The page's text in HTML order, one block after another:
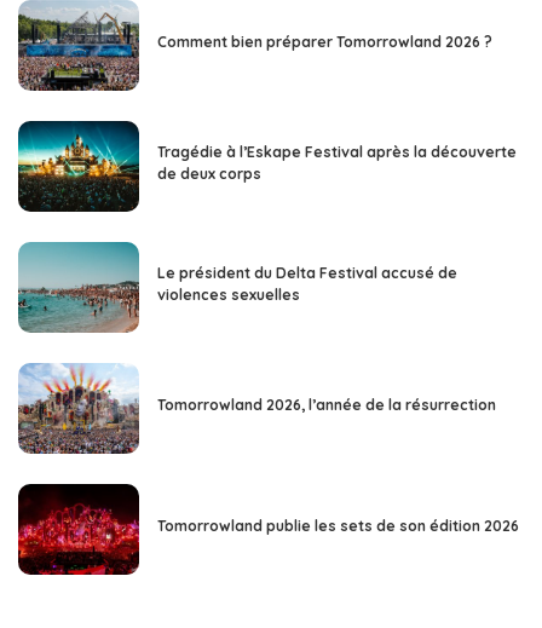
Comment bien préparer Tomorrowland 2026 ?
Tragédie à l’Eskape Festival après la découverte
de deux corps
Le président du Delta Festival accusé de
violences sexuelles
Tomorrowland 2026, l’année de la résurrection
Tomorrowland publie les sets de son édition 2026